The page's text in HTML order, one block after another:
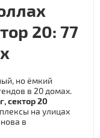
20: 77
но ёмкий
в 20 домах.
сектор 20
на улицах
в